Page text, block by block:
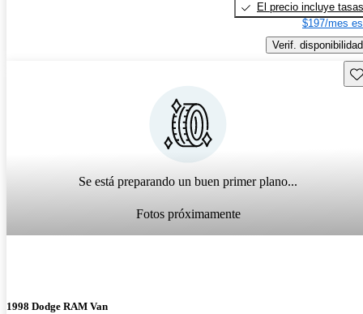
El precio incluye tasas
$197/mes
Verif. disponibilidad
Se está preparando un buen primer plano...
Fotos próximamente
1998 Dodge RAM Van